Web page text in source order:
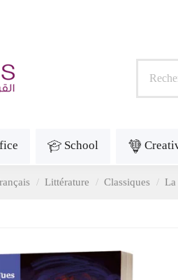
School
Littérature Classiques La